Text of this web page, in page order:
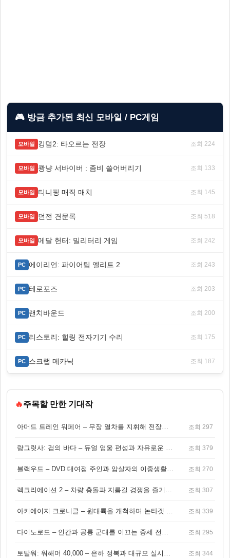
🎮 방금 추가된 최신 모바일 / PC게임
모바일 킹덤2: 타오르는 전장 조회 224
모바일 쾅냥 서바이버 : 좀비 쓸어버리기 조회 133
모바일 티니핑 매직 매치 조회 145
모바일 던전 견문록 조회 518
모바일 메달 헌터: 밀리터리 게임 조회 242
PC 에이리언: 파이어팀 엘리트 2 조회 243
PC 테로포즈 조회 203
PC 랜치바운드 조회 200
PC 리스토리: 힐링 전자기기 수리 조회 175
PC 스크랩 메카닉 조회 187
🔥주목할 만한 기대작
아머드 트레인 워페어 – 무장 열차를 지휘해 전장을 돌파하는 생존 전투 게임 조회 297
랑그릿사: 검의 바다 – 듀얼 영웅 편성과 자유로운 탐험을 결합한 판타지 전략 RPG 조회 379
블랙우드 – DVD 대여점 주인과 암살자의 이중생활을 그린 3인칭 액션 스릴러 게임 조회 270
렉크리에이션 2 – 차량 충돌과 지름길 경쟁을 즐기는 오픈월드 아케이드 레이싱 게임 조회 307
아키에이지 크로니클 – 원대륙을 개척하며 논타겟 전투를 즐기는 오픈월드 MMORPG 조회 339
다이노로드 – 인간과 공룡 군대를 이끄는 중세 전략 액션 RPG 조회 295
토탈워: 워해머 40,000 – 은하 정복과 대규모 실시간 전투가 결합된 전략 게임! 조회 344